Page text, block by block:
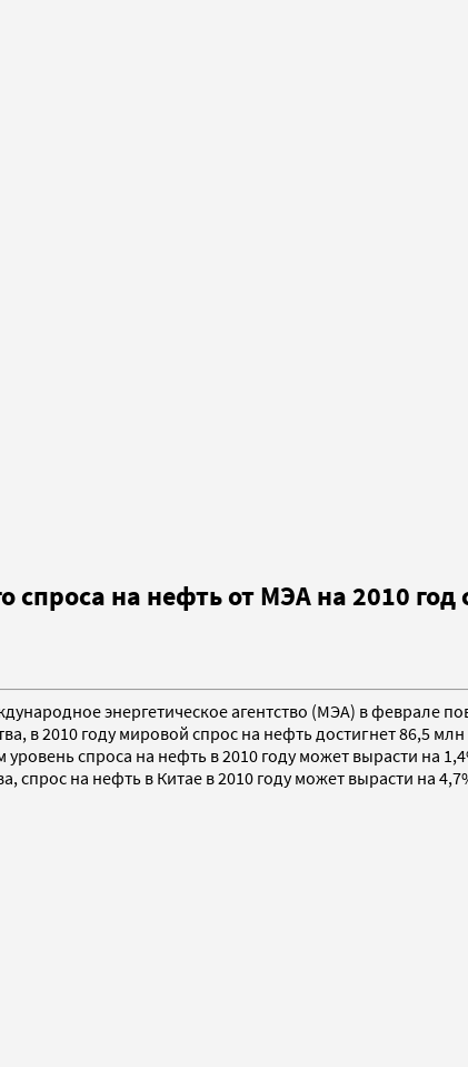
спроса на нефть от МЭА на 2010
энергетическое агентство (МЭА) в феврале
в 2010 году мировой спрос на нефть достигнет 86,5
спроса на нефть в 2010 году может вырасти на
спрос на нефть в Китае в 2010 году может вырасти на